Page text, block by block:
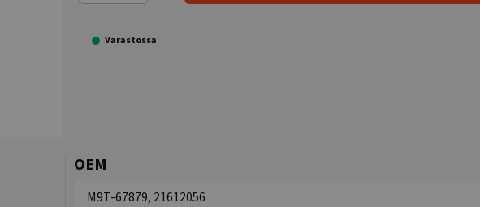
Varastossa
OEM
M9T-67879, 21612056